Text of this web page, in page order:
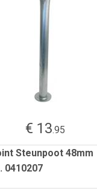
€ 13.95
Steunpoot 48mm
0410207